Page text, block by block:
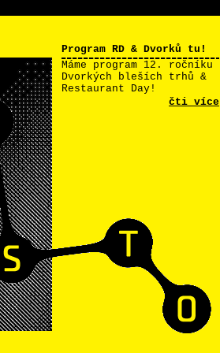
Program RD & Dvorků tu!
Máme program 12. ročníku
Dvorkých bleších trhů &
Restaurant Day!
čti více